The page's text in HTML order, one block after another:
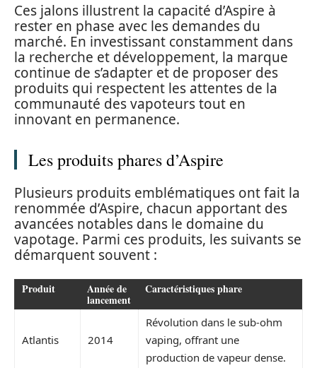
Ces jalons illustrent la capacité d’Aspire à
rester en phase avec les demandes du
marché. En investissant constamment dans
la recherche et développement, la marque
continue de s’adapter et de proposer des
produits qui respectent les attentes de la
communauté des vapoteurs tout en
innovant en permanence.
Les produits phares d’Aspire
Plusieurs produits emblématiques ont fait la
renommée d’Aspire, chacun apportant des
avancées notables dans le domaine du
vapotage. Parmi ces produits, les suivants se
démarquent souvent :
Produit Année de
lancement
Caractéristiques phare
Atlantis 2014
Révolution dans le sub-ohm
vaping, offrant une
production de vapeur dense.